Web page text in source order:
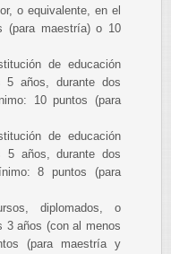
o equivalente, en el
(para maestría) o 10
de educación
5 años, durante dos
10 puntos (para
de educación
5 años, durante dos
8 puntos (para
diplomados, o
3 años (con al menos
(para maestría y